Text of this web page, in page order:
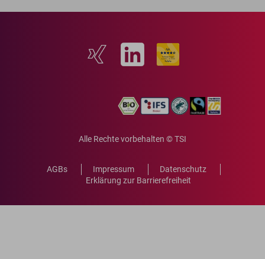
Alle Rechte vorbehalten © TSI
AGBs Impressum
Datenschutz
Erklärung zur Barrierefreiheit